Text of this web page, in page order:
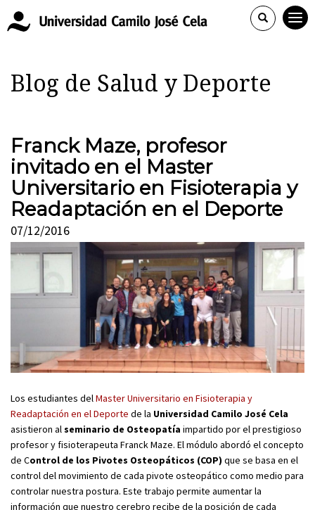
Blog de Salud y Deporte
Franck Maze, profesor
invitado en el Master
Universitario en Fisioterapia y
Readaptación en el Deporte
07/12/2016
Los estudiantes delMaster Universitario en Fisioterapia y
Readaptación en el Deporte de la Universidad Camilo José Cela
asistieron alseminario de Osteopatía impartido por el prestigioso
profesor y fisioterapeuta Franck Maze. El módulo abordó el concepto
de Control de los Pivotes Osteopáticos (COP) que se basa en el
control del movimiento de cada pivote osteopático como medio para
controlar nuestra postura. Este trabajo permite aumentar la
información que nuestro cerebro recibe de la posición de cada